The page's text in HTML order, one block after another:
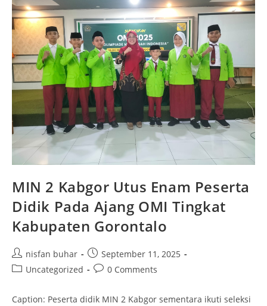
Penting
Kabupaten
Gorontalo
MIN 2 Kabgor Utus Enam Peserta
Didik Pada Ajang OMI Tingkat
Kabupaten Gorontalo
Post
author:
nisfan buhar
Post
published:
September 11, 2025
PostUncategorized
Post0 Comments
Caption: Peserta didik MIN 2 Kabgor sementara ikuti seleksi